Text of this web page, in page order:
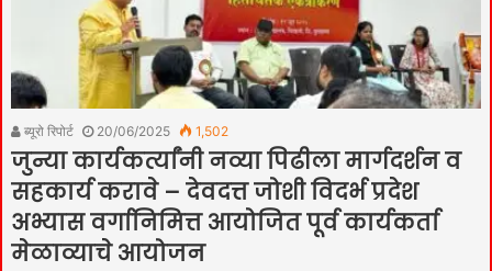
ब्यूरो रिपोर्ट 20/06/2025 1,502
जुन्या कार्यकर्त्यांनी नव्या पिढीला मार्गदर्शन व
सहकार्य करावे – देवदत्त जोशी विदर्भ प्रदेश
अभ्यास वर्गानिमित्त आयोजित पूर्व कार्यकर्ता
मेळाव्याचे आयोजन